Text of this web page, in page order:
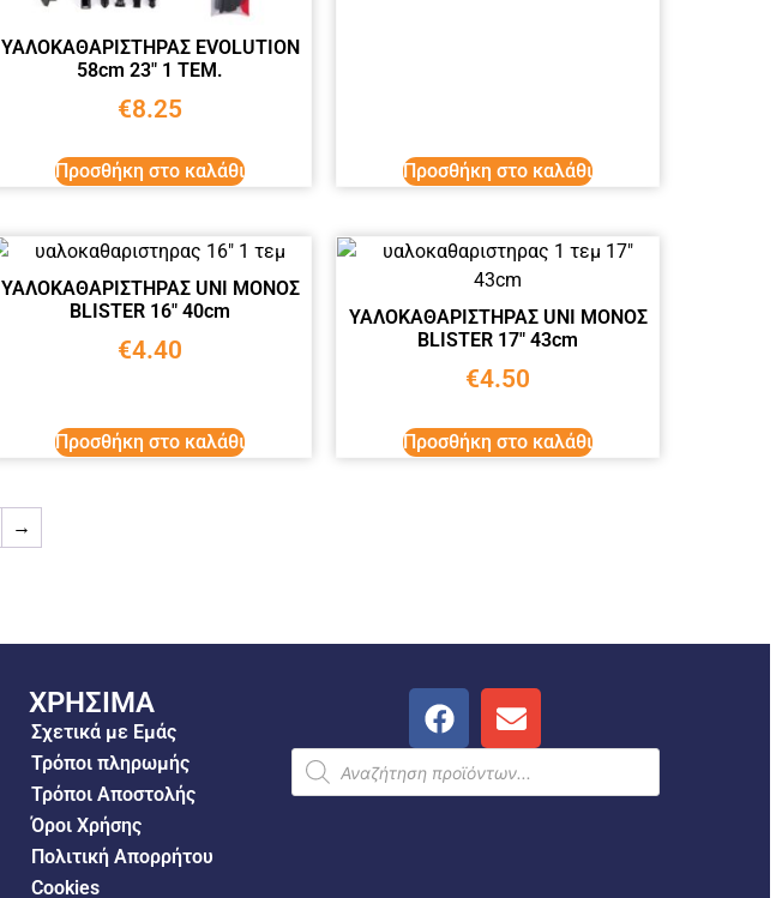
ΥΑΛΟΚΑΘΑΡΙΣΤΗΡΑΣ EVOLUTION
58cm 23″ 1 ΤΕΜ.
€8.25
Προσθήκη στο καλάθι Προσθήκη στο καλάθι
ΥΑΛΟΚΑΘΑΡΙΣΤΗΡΑΣ UNI ΜΟΝΟΣ
BLISTER 16″ 40cm
€4.40
Προσθήκη στο καλάθι
ΥΑΛΟΚΑΘΑΡΙΣΤΗΡΑΣ UNI ΜΟΝΟΣ
BLISTER 17″ 43cm
€4.50
Προσθήκη στο καλάθι
→
ΧΡΗΣΙΜΑ
Σχετικά με Εμάς
Τρόποι πληρωμής
Τρόποι Αποστολής
Όροι Χρήσης
Πολιτική Απορρήτου
Cookies